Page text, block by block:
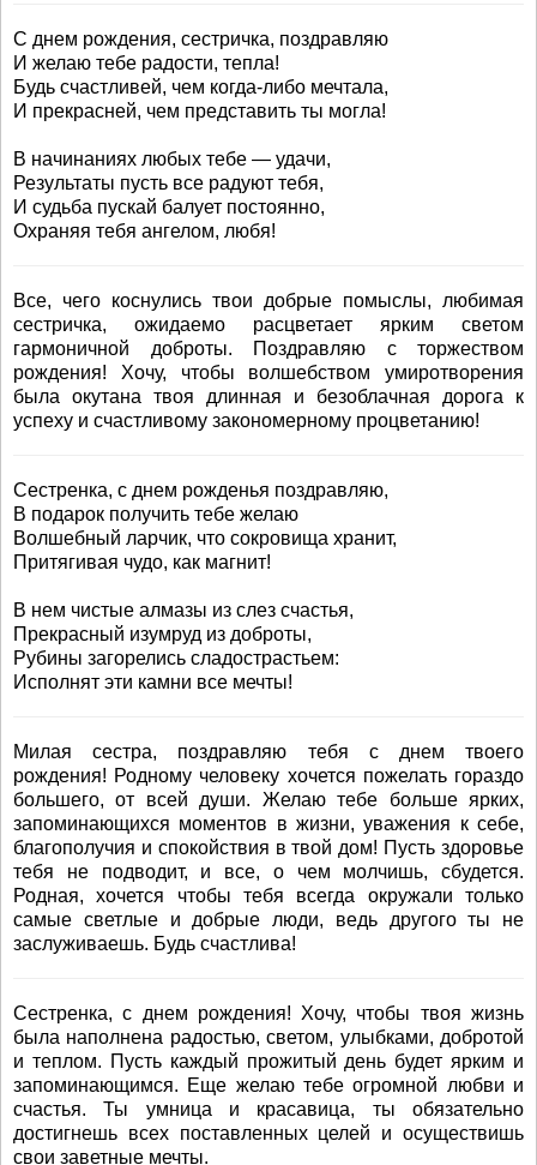
С днем рождения, сестричка, поздравляю
И желаю тебе радости, тепла!
Будь счастливей, чем когда-либо мечтала,
И прекрасней, чем представить ты могла!
В начинаниях любых тебе — удачи,
Результаты пусть все радуют тебя,
И судьба пускай балует постоянно,
Охраняя тебя ангелом, любя!
Все, чего коснулись твои добрые помыслы, любимая
сестричка, ожидаемо расцветает ярким светом
гармоничной доброты. Поздравляю с торжеством
рождения! Хочу, чтобы волшебством умиротворения
была окутана твоя длинная и безоблачная дорога к
успеху и счастливому закономерному процветанию!
Сестренка, с днем рожденья поздравляю,
В подарок получить тебе желаю
Волшебный ларчик, что сокровища хранит,
Притягивая чудо, как магнит!
В нем чистые алмазы из слез счастья,
Прекрасный изумруд из доброты,
Рубины загорелись сладострастьем:
Исполнят эти камни все мечты!
Милая сестра, поздравляю тебя с днем твоего
рождения! Родному человеку хочется пожелать гораздо
большего, от всей души. Желаю тебе больше ярких,
запоминающихся моментов в жизни, уважения к себе,
благополучия и спокойствия в твой дом! Пусть здоровье
тебя не подводит, и все, о чем молчишь, сбудется.
Родная, хочется чтобы тебя всегда окружали только
самые светлые и добрые люди, ведь другого ты не
заслуживаешь. Будь счастлива!
Сестренка, с днем рождения! Хочу, чтобы твоя жизнь
была наполнена радостью, светом, улыбками, добротой
и теплом. Пусть каждый прожитый день будет ярким и
запоминающимся. Еще желаю тебе огромной любви и
счастья. Ты умница и красавица, ты обязательно
достигнешь всех поставленных целей и осуществишь
свои заветные мечты.